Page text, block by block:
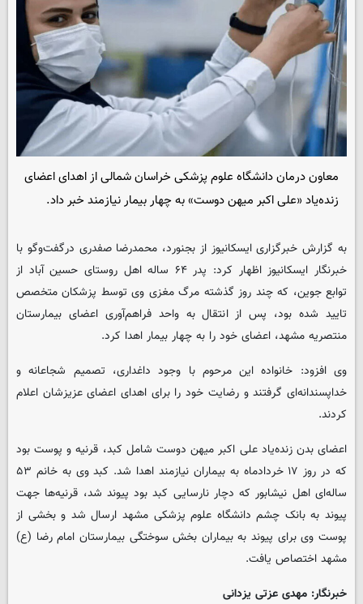
معاون درمان دانشگاه علوم پزشکی خراسان شمالی از اهدای اعضای
زنده‌یاد «علی اکبر میهن دوست» به چهار بیمار نیازمند خبر داد.
به گزارش خبرگزاری ایسکانیوز از بجنورد، محمدرضا صفدری درگفت‌وگو با
خبرنگار ایسکانیوز اظهار کرد: پدر ۶۴ ساله اهل روستای حسین آباد از
توابع جوین، که چند روز گذشته مرگ مغزی وی توسط پزشکان متخصص
تایید شده بود، پس از انتقال به واحد فراهم‌آوری اعضای بیمارستان
منتصریه مشهد، اعضای خود را به چهار بیمار اهدا کرد.
وی افزود: خانواده این مرحوم با وجود داغداری، تصمیم شجاعانه و
خداپسندانه‌ای گرفتند و رضایت خود را برای اهدای اعضای عزیزشان اعلام
کردند.
اعضای بدن زنده‌یاد علی اکبر میهن دوست شامل کبد، قرنیه و پوست بود
که در روز ۱۷ خردادماه به بیماران نیازمند اهدا شد. کبد وی به خانم ۵۳
ساله‌ای اهل نیشابور که دچار نارسایی کبد بود پیوند شد، قرنیه‌ها جهت
پیوند به بانک چشم دانشگاه علوم پزشکی مشهد ارسال شد و بخشی از
پوست وی برای پیوند به بیماران بخش سوختگی بیمارستان امام رضا (ع)
مشهد اختصاص یافت.
خبرنگار: مهدی عزتی یزدانی